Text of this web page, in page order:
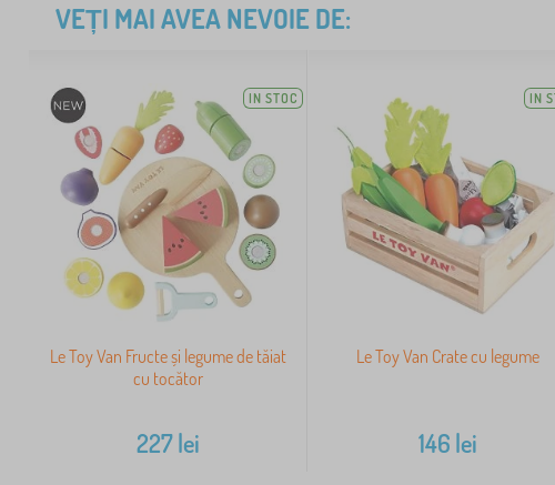
VEȚI MAI AVEA NEVOIE DE:
IN STOC
Le Toy Van Fructe și legume de tăiat
cu tocător
227lei
IN
Le Toy Van Crate cu legume
146 lei